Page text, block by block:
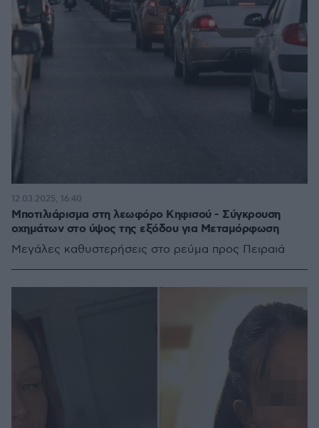
Μποτιλιάρισμα στη λεωφόρο Κηφισού - Σύγκρουση
οχημάτων στο ύψος της εξόδου για Μεταμόρφωση
Μεγάλες καθυστερήσεις στο ρεύμα προς Πειραιά
12.03.2025, 16:40